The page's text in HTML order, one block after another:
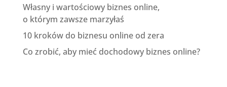
Własny i wartościowy biznes online,
o którym zawsze marzyłaś
10 kroków do biznesu online od zera
Co zrobić, aby mieć dochodowy biznes online?